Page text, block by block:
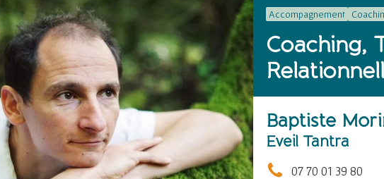
Accompagnement
Coaching,
Baptiste
Eveil Tantra
07 70 01 39 80